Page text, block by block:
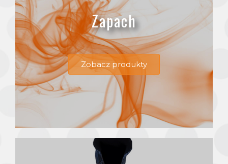
Zapach
Zobacz produkty